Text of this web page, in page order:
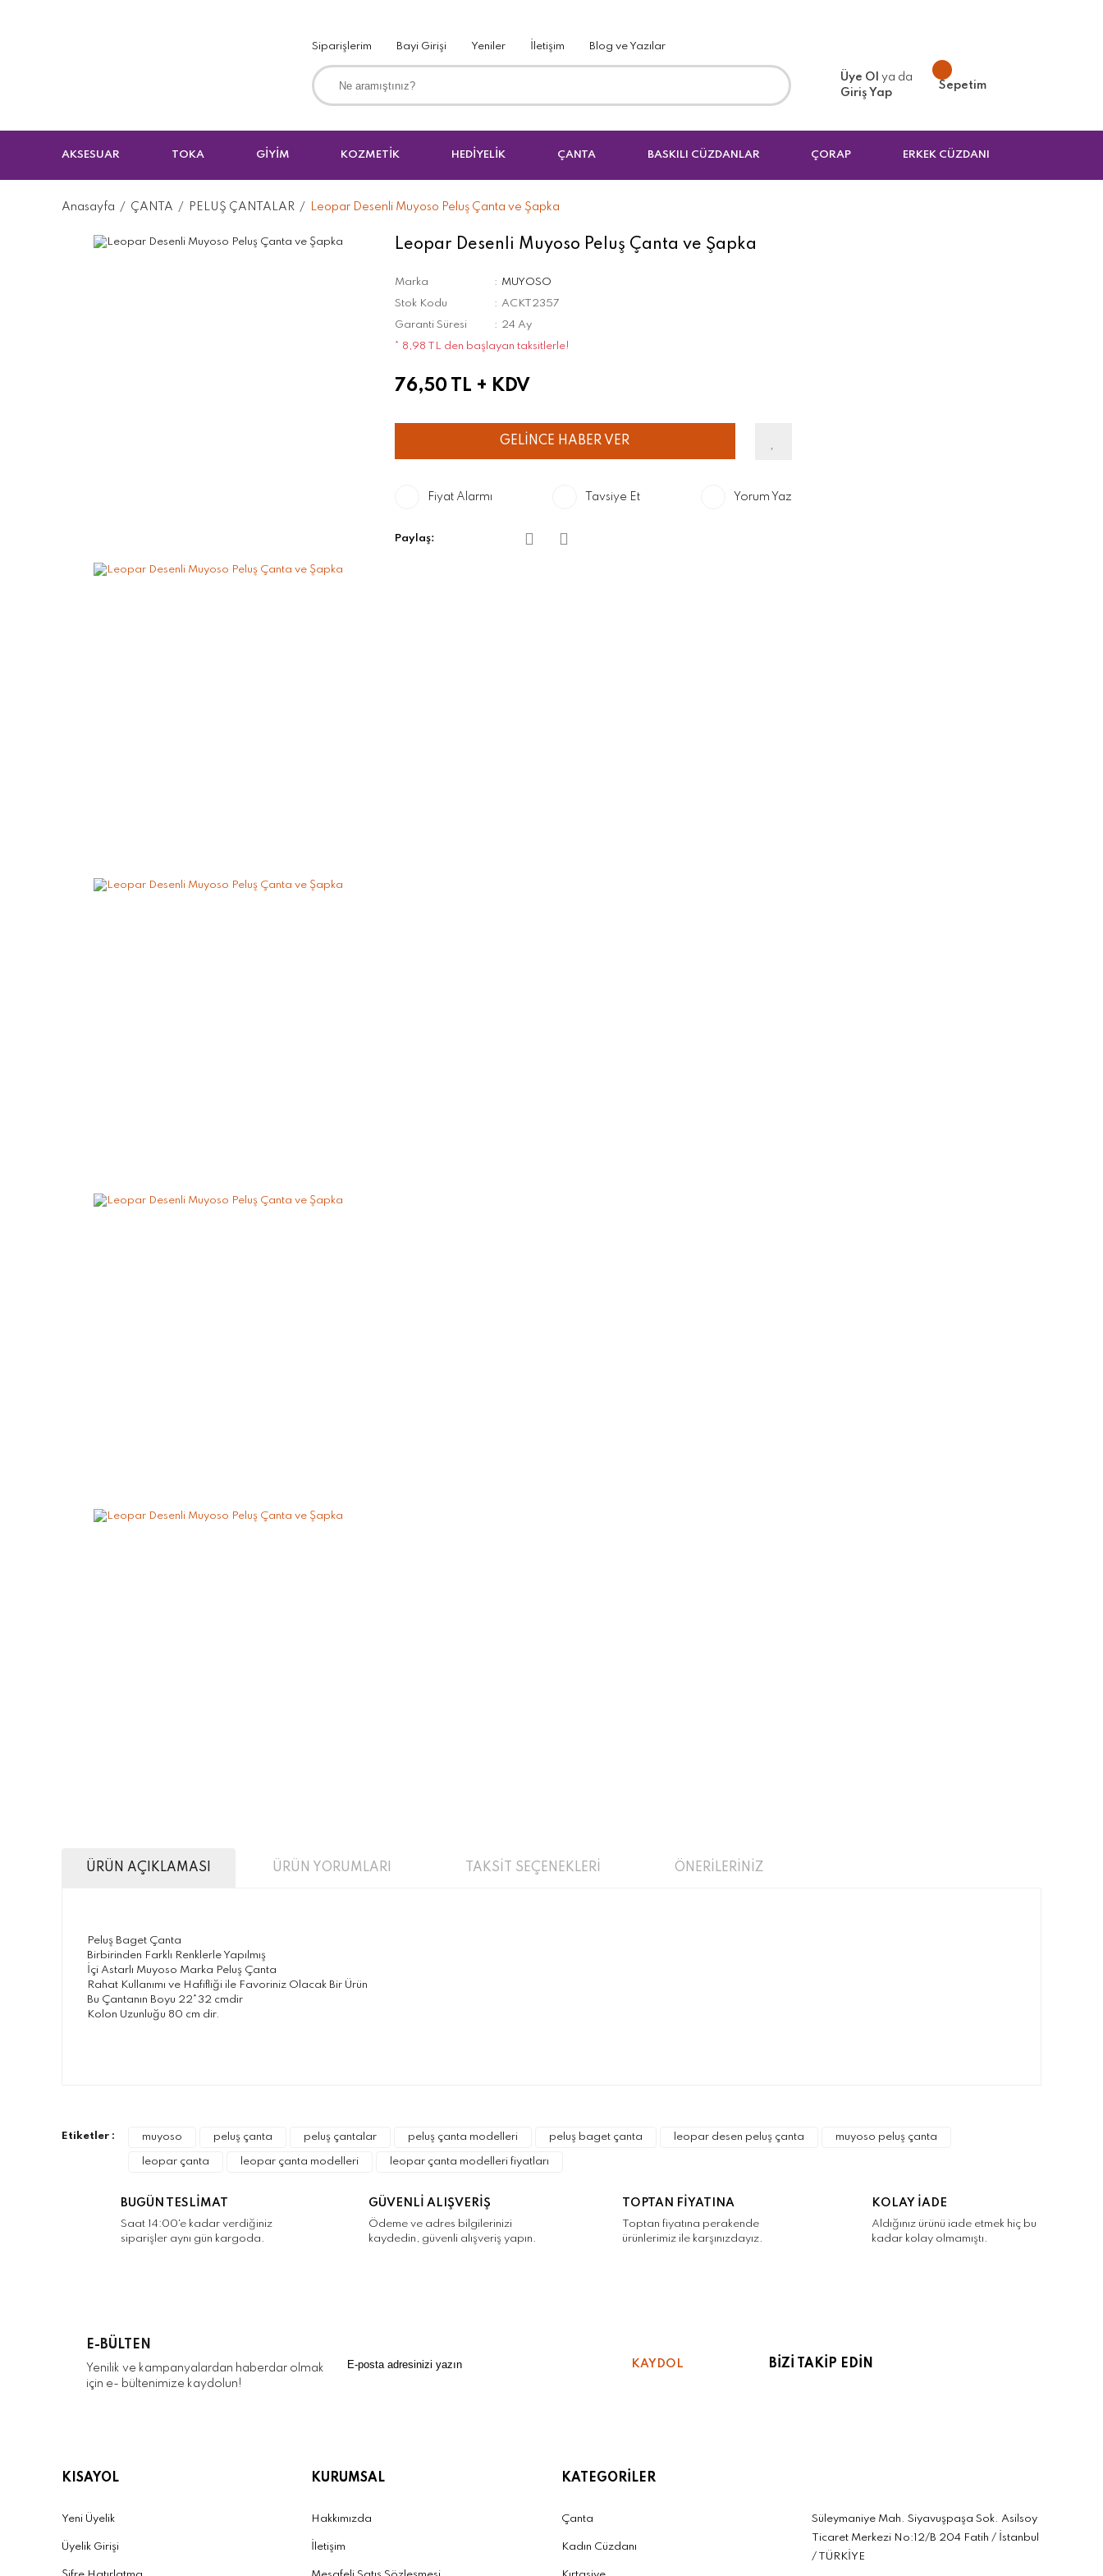
Siparişlerim Bayi Girişi Yeniler İletişim Blog ve Yazılar
Üye Ol ya da
Giriş Yap
Sepetim
AKSESUAR TOKA GİYİM KOZMETİK HEDİYELİK ÇANTA BASKILI CÜZDANLAR ÇORAP ERKEK CÜZDANI
Anasayfa ÇANTA PELUŞ ÇANTALAR Leopar Desenli Muyoso Peluş Çanta ve Şapka
Leopar Desenli Muyoso Peluş Çanta ve Şapka
Marka
MUYOSO
Stok Kodu
ACKT2357
Garanti Süresi
24 Ay
* 8,98 TL den başlayan taksitlerle!
76,50 TL + KDV
GELİNCE HABER VER
Fiyat Alarmı Tavsiye Et Yorum Yaz
Paylaş:
ÜRÜN AÇIKLAMASI ÜRÜN YORUMLARI TAKSİT SEÇENEKLERİ ÖNERİLERİNİZ
Peluş Baget Çanta
Birbirinden Farklı Renklerle Yapılmış
İçi Astarlı Muyoso Marka Peluş Çanta
Rahat Kullanımı ve Hafifliği ile Favoriniz Olacak Bir Ürün
Bu Çantanın Boyu 22*32 cmdir
Kolon Uzunluğu 80 cm dir.
Yorum Yaz
Ürün fiyatı diğer sitelerden daha pahalı.
Bu ürüne benzer farklı alternatifler olmalı.
Etiketler : muyoso peluş çanta peluş çantalar peluş çanta modelleri peluş baget çanta leopar desen peluş çanta muyoso peluş çanta
leopar çanta leopar çanta modelleri leopar çanta modelleri fiyatları
BUGÜN TESLİMAT
Saat 14:00'e kadar verdiğiniz
siparişler aynı gün kargoda.
GÜVENLİ ALIŞVERİŞ
Ödeme ve adres bilgilerinizi
kaydedin, güvenli alışveriş yapın.
TOPTAN FİYATINA
Toptan fiyatına perakende
ürünlerimiz ile karşınızdayız.
KOLAY İADE
Aldığınız ürünü iade etmek hiç bu
kadar kolay olmamıştı.
E-BÜLTEN
Yenilik ve kampanyalardan haberdar olmak
için e- bültenimize kaydolun!
KAYDOL BİZİ TAKİP EDİN
KISAYOL
Yeni Üyelik
Üyelik Girişi
KURUMSAL
Hakkımızda
İletişim
KATEGORİLER
Çanta
Kadın Cüzdanı
Süleymaniye Mah. Siyavuşpaşa Sok. Asilsoy
Ticaret Merkezi No:12/B 204 Fatih / İstanbul
/ TÜRKİYE